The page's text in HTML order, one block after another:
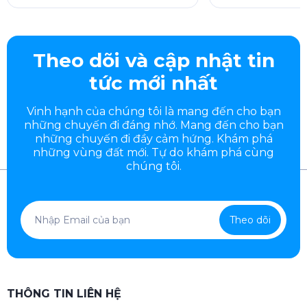
Theo dõi và cập nhật tin
tức mới nhất
Vinh hạnh của chúng tôi là mang đến cho bạn
những chuyến đi đáng nhớ. Mang đến cho bạn
những chuyến đi đầycảm hứng. Khám phá
những vùng đất mới. Tự do khám phá cùng
chúng tôi.
Theo dõi
THÔNG TIN LIÊN HỆ